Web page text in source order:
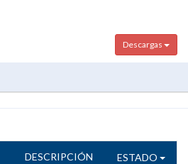
Descargas
DESCRIPCIÓN ESTADO